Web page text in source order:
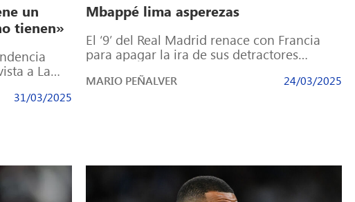
un
tienen»
a La
31/03/2025
Mbappé lima asperezas
El ‘9’ del Real Madrid renace con Francia
para apagar la ira de sus detractores
MARIO PEÑALVER 24/03/2025